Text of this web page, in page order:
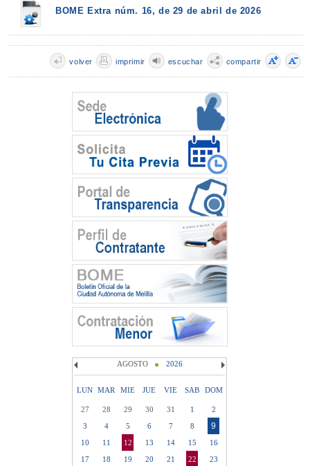
BOME Extra núm. 16, de 29 de abril de 2026
compartir
escuchar
imprimir
volver
AGOSTO 2026
LUN MAR MIE JUE VIE SAB DOM
27 28 29 30 31 1
2
3
4 5 6 7 8 9
10 11 12 13 14 15
16
17
18 19 20 21 22
23